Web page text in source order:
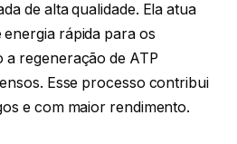
de alta qualidade. Ela atua
rápida para os
regeneração de ATP
Esse processo contribui
e com maior rendimento.